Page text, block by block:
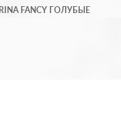
FANCY ГОЛУБЫЕ